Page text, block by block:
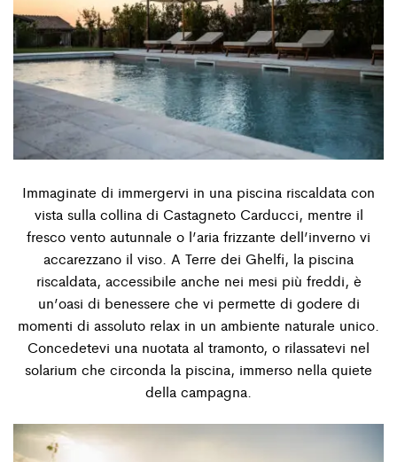
Immaginate di immergervi in una piscina riscaldata con
vista sulla collina di Castagneto Carducci, mentre il
fresco vento autunnale o l’aria frizzante dell’inverno vi
accarezzano il viso. A Terre dei Ghelﬁ, la piscina
riscaldata, accessibile anche nei mesi più freddi, è
un’oasi di benessere che vi permette di godere di
momenti di assoluto relax in un ambiente naturale unico.
Concedetevi una nuotata al tramonto, o rilassatevi nel
solarium che circonda la piscina, immerso nella quiete
della campagna.